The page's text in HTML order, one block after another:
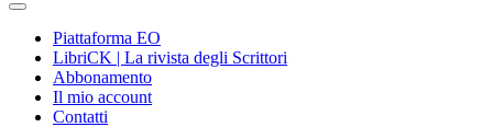
Piattaforma EO
LibriCK | La rivista degli Scrittori
Abbonamento
Il mio account
Contatti